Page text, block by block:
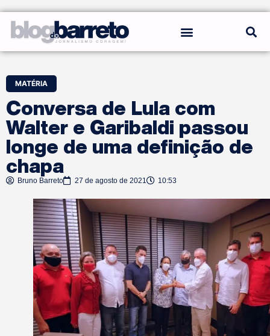
MATÉRIA
Conversa de Lula com
Walter e Garibaldi passou
longe de uma definição de
chapa
Bruno Barreto 27 de agosto de 2021 10:53